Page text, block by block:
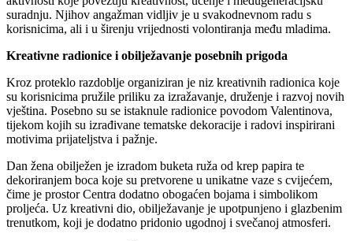
suradnju. Njihov angažman vidljiv je u svakodnevnom radu s
korisnicima, ali i u širenju vrijednosti volontiranja među mladima.
Kreativne radionice i obilježavanje posebnih prigoda
Kroz proteklo razdoblje organiziran je niz kreativnih radionica koje
su korisnicima pružile priliku za izražavanje, druženje i razvoj novih
vještina. Posebno su se istaknule radionice povodom Valentinova,
tijekom kojih su izrađivane tematske dekoracije i radovi inspirirani
motivima prijateljstva i pažnje.
Dan žena obilježen je izradom buketa ruža od krep papira te
dekoriranjem boca koje su pretvorene u unikatne vaze s cvijećem,
čime je prostor Centra dodatno obogaćen bojama i simbolikom
proljeća. Uz kreativni dio, obilježavanje je upotpunjeno i glazbenim
trenutkom, koji je dodatno pridonio ugodnoj i svečanoj atmosferi.